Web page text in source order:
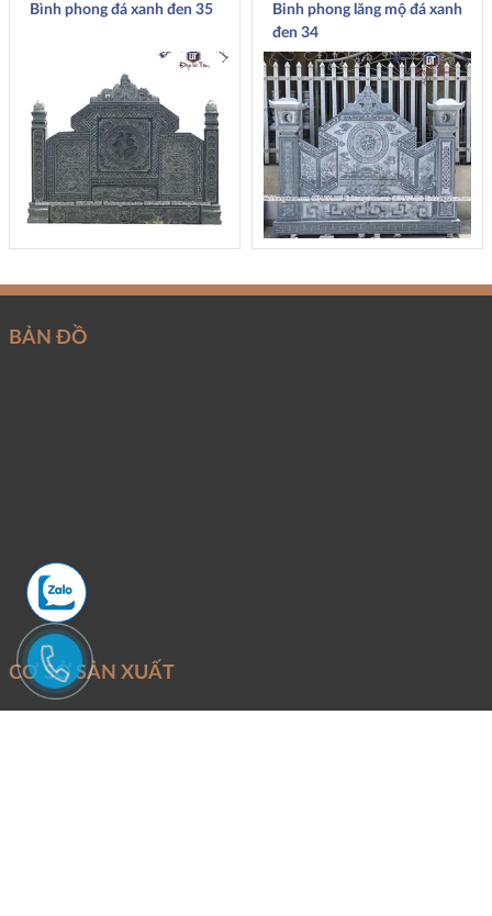
Bình phong đá xanh đen 35
Binh phong lăng mộ đá xanh
đen 34
BẢN ĐỒ
CƠ SỞ SẢN XUẤT